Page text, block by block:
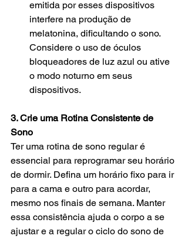
emitida por esses dispositivos
interfere na produção de
melatonina, dificultando o sono.
Considere o uso de óculos
bloqueadores de luz azul ou ative
o modo noturno em seus
dispositivos.
3. Crie uma Rotina Consistente de
Sono
Ter uma rotina de sono regular é
essencial para reprogramar seu horário
de dormir. Defina um horário fixo para ir
para a cama e outro para acordar,
mesmo nos finais de semana. Manter
essa consistência ajuda o corpo a se
ajustar e a regular o ciclo do sono de